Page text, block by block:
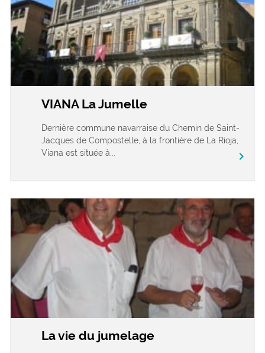
VIANA La Jumelle
Dernière commune navarraise du Chemin de Saint-
Jacques de Compostelle, à la frontière de La Rioja,
Viana est située à...
chevron_right
La vie du jumelage